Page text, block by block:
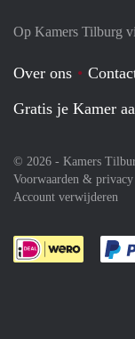
Op Kamers Tilburg
Over ons
Gratis je Kamer
© 2026 - Kamers
Voorwaarden & privacy
Account verwijderen